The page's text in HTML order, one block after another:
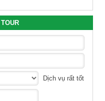
Dịch vụ rất tốt